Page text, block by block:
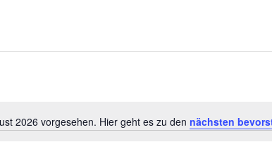
Hinweis
2026 vorgesehen. Hier geht es zu den nächsten